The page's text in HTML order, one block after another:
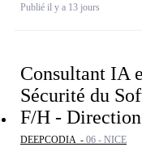
Publié il y a 13 jours
Consultant IA
Sécurité du
F/H -
DEEPCODIA - 06 - NICE